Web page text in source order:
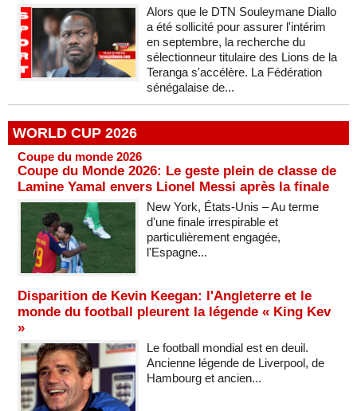
Alors que le DTN Souleymane Diallo
a été sollicité pour assurer l'intérim
en septembre, la recherche du
sélectionneur titulaire des Lions de la
Teranga s'accélère. La Fédération
sénégalaise de...
WORLD CUP 2026
Coupe du monde 2026
Coupe du Monde 2026: Le geste plein de classe de
Lamine Yamal envers Lionel Messi après la finale
New York, États-Unis – Au terme
d'une finale irrespirable et
particulièrement engagée,
l'Espagne...
Disparition de Kevin Keegan: l'Angleterre et le
monde du football pleurent la légende « King Kev
»
Le football mondial est en deuil.
Ancienne légende de Liverpool, de
Hambourg et ancien...